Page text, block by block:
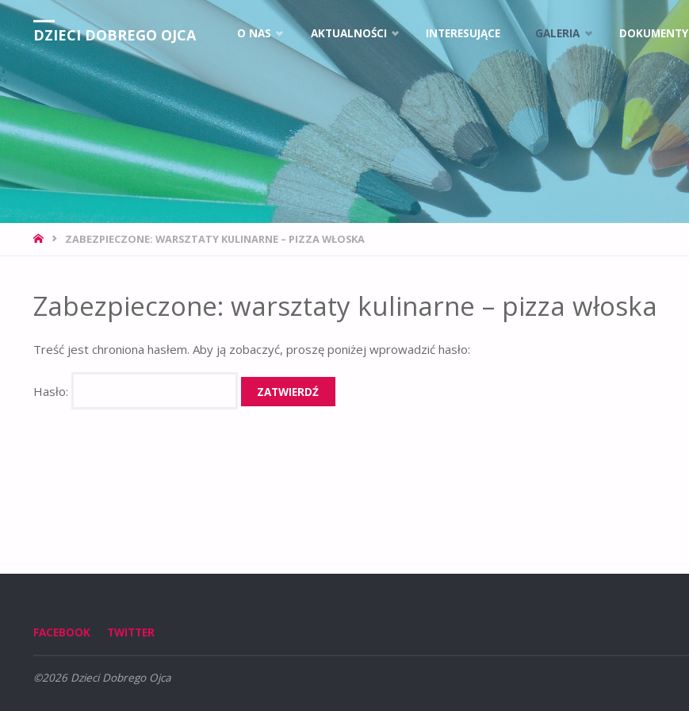
DZIECI DOBREGO OJCA O NAS AKTUALNOŚCI INTERESUJĄCE GALERIA DOKUMENTY
ZABEZPIECZONE: WARSZTATY KULINARNE – PIZZA WŁOSKA
Zabezpieczone: warsztaty kulinarne – pizza włoska
Treść jest chroniona hasłem. Aby ją zobaczyć, proszę poniżej wprowadzić hasło:
Hasło:
FACEBOOK TWITTER
©2026 Dzieci Dobrego Ojca